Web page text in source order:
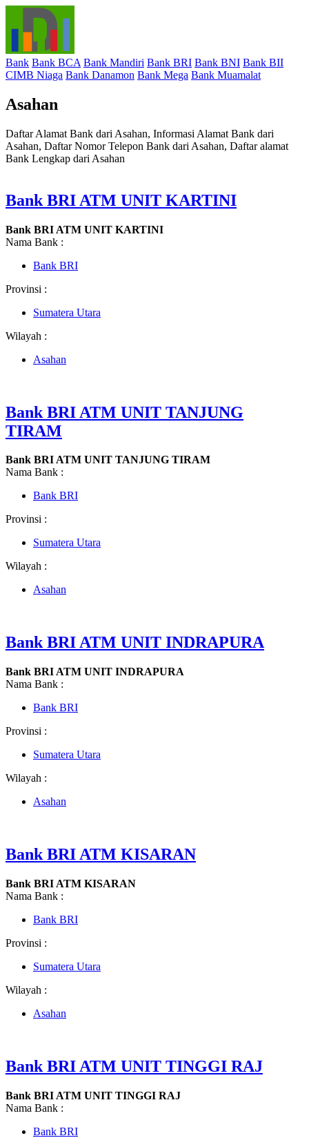
Bank Bank BCA Bank Mandiri Bank BRI Bank BNI Bank BII
CIMB Niaga Bank Danamon Bank Mega Bank Muamalat
Asahan
Daftar Alamat Bank dari Asahan, Informasi Alamat Bank dari
Asahan, Daftar Nomor Telepon Bank dari Asahan, Daftar alamat
Bank Lengkap dari Asahan
Bank BRI ATM UNIT KARTINI
Bank BRI ATM UNIT KARTINI
Nama Bank :
Bank BRI
Provinsi :
Sumatera Utara
Wilayah :
Asahan
Bank BRI ATM UNIT TANJUNG
TIRAM
Bank BRI ATM UNIT TANJUNG TIRAM
Nama Bank :
Bank BRI
Provinsi :
Sumatera Utara
Wilayah :
Asahan
Bank BRI ATM UNIT INDRAPURA
Bank BRI ATM UNIT INDRAPURA
Nama Bank :
Bank BRI
Provinsi :
Sumatera Utara
Wilayah :
Asahan
Bank BRI ATM KISARAN
Bank BRI ATM KISARAN
Nama Bank :
Bank BRI
Provinsi :
Sumatera Utara
Wilayah :
Asahan
Bank BRI ATM UNIT TINGGI RAJ
Bank BRI ATM UNIT TINGGI RAJ
Nama Bank :
Bank BRI